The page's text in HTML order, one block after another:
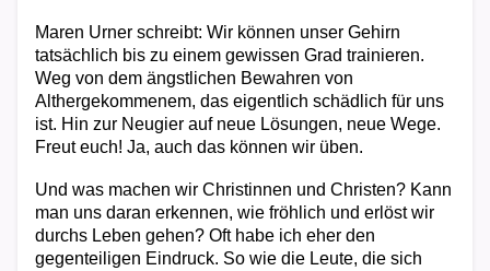
Maren Urner schreibt: Wir können unser Gehirn
tatsächlich bis zu einem gewissen Grad trainieren.
Weg von dem ängstlichen Bewahren von
Althergekommenem, das eigentlich schädlich für uns
ist. Hin zur Neugier auf neue Lösungen, neue Wege.
Freut euch! Ja, auch das können wir üben.
Und was machen wir Christinnen und Christen? Kann
man uns daran erkennen, wie fröhlich und erlöst wir
durchs Leben gehen? Oft habe ich eher den
gegenteiligen Eindruck. So wie die Leute, die sich